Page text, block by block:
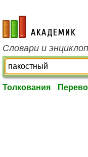
academic.ru
Словари и
Толкования